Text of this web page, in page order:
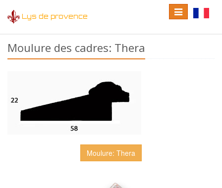
Lys de provence
language
Toggle
navigation
Moulure des cadres: Thera
Moulure: Thera